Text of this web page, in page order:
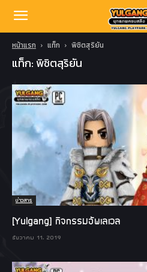
หน้าแรก แท็ก พิชิตสุริยัน
แท็ก: พิชิตสุริยัน
ข่าวสาร
[Yulgang] กิจกรรมอัพเลเวล
ธันวาคม 11, 2019